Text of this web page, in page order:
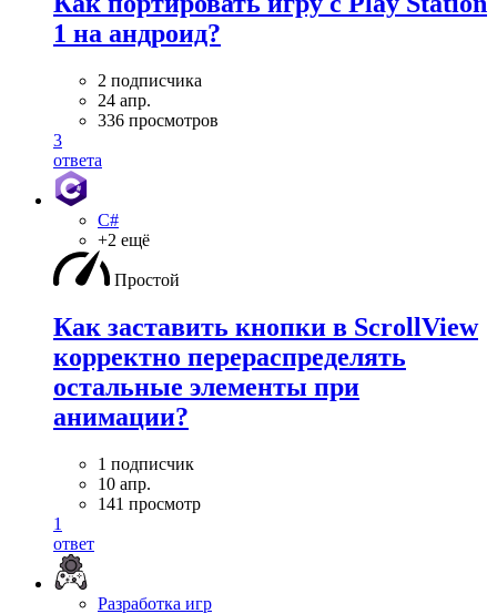
1 на андроид?
2 подписчика
24 апр.
336 просмотров
3
ответа
C#
+2 ещё
Простой
Как заставить кнопки в ScrollView
корректно перераспределять
остальные элементы при
анимации?
1 подписчик
10 апр.
141 просмотр
1
ответ
Разработка игр